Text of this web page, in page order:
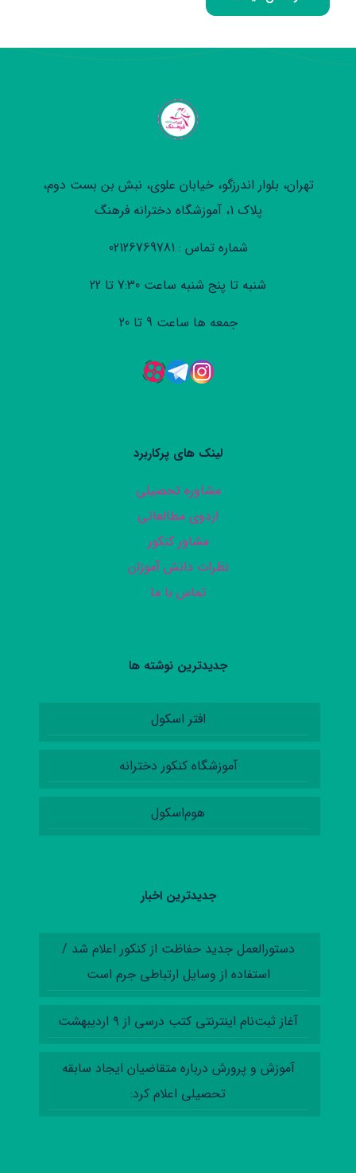
تهران، بلوار اندرزگو، خیابان علوی، نبش بن بست دوم،
پلاک 1، آموزشگاه دخترانه فرهنگ
شماره تماس : 02126769781
شنبه تا پنج شنبه ساعت 7:30 تا 22
جمعه ها ساعت 9 تا 20
لینک های پرکاربرد
مشاوره تحصیلی
اردوی مطالعاتی
مشاور کنکور
نظرات دانش آموزان
تماس با ما
جدیدترین نوشته ها
افتر اسکول
آموزشگاه کنکور دخترانه
هوم‌اسکول
جدیدترین اخبار
دستورالعمل‌ جدید حفاظت از کنکور اعلام شد /
استفاده از وسایل ارتباطی جرم است
آغاز ثبت‌نام اینترنتی کتب درسی از ۹ اردیبهشت
آموزش‌ و پرورش درباره متقاضیان ایجاد سابقه
تحصیلی اعلام کرد: